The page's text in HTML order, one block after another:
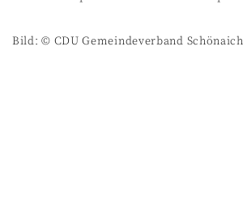
Bild: © CDU Gemeindeverband Schönaich